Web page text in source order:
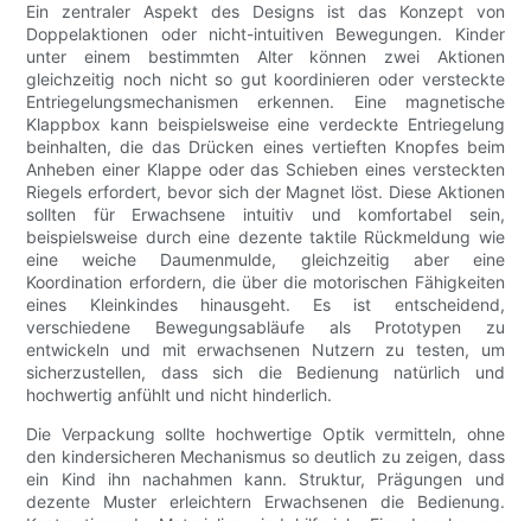
Ein zentraler Aspekt des Designs ist das Konzept von
Doppelaktionen oder nicht-intuitiven Bewegungen. Kinder
unter einem bestimmten Alter können zwei Aktionen
gleichzeitig noch nicht so gut koordinieren oder versteckte
Entriegelungsmechanismen erkennen. Eine magnetische
Klappbox kann beispielsweise eine verdeckte Entriegelung
beinhalten, die das Drücken eines vertieften Knopfes beim
Anheben einer Klappe oder das Schieben eines versteckten
Riegels erfordert, bevor sich der Magnet löst. Diese Aktionen
sollten für Erwachsene intuitiv und komfortabel sein,
beispielsweise durch eine dezente taktile Rückmeldung wie
eine weiche Daumenmulde, gleichzeitig aber eine
Koordination erfordern, die über die motorischen Fähigkeiten
eines Kleinkindes hinausgeht. Es ist entscheidend,
verschiedene Bewegungsabläufe als Prototypen zu
entwickeln und mit erwachsenen Nutzern zu testen, um
sicherzustellen, dass sich die Bedienung natürlich und
hochwertig anfühlt und nicht hinderlich.
Die Verpackung sollte hochwertige Optik vermitteln, ohne
den kindersicheren Mechanismus so deutlich zu zeigen, dass
ein Kind ihn nachahmen kann. Struktur, Prägungen und
dezente Muster erleichtern Erwachsenen die Bedienung.